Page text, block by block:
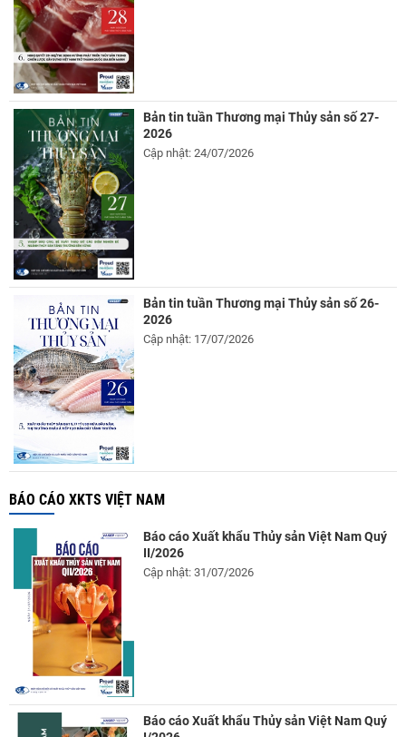
Bản tin tuần Thương mại Thủy sản số 27-
2026
Cập nhật: 24/07/2026
Bản tin tuần Thương mại Thủy sản số 26-
2026
Cập nhật: 17/07/2026
BÁO CÁO XKTS VIỆT NAM
Báo cáo Xuất khẩu Thủy sản Việt Nam Quý
II/2026
Cập nhật: 31/07/2026
Báo cáo Xuất khẩu Thủy sản Việt Nam Quý